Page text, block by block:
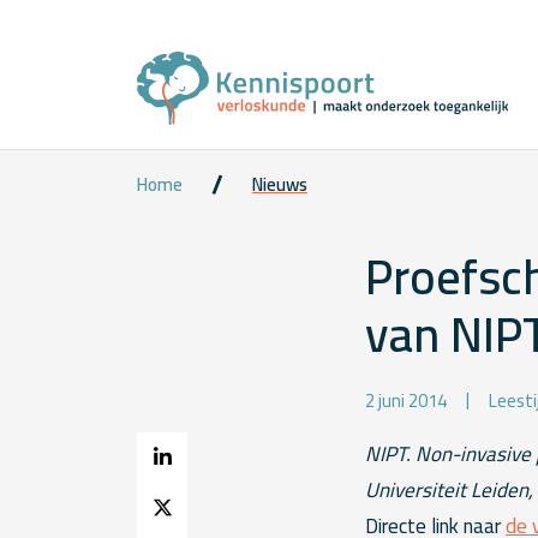
Home Nieuws
van
2 juni 2014
NIPT. Non-
Universiteit
Directe link naarde